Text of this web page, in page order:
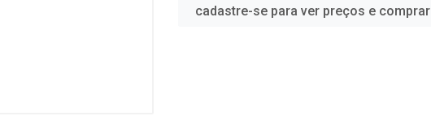
cadastre-se para ver preços e comprar